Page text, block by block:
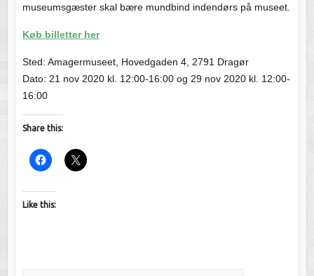
museumsgæster skal bære mundbind indendørs på museet.
Køb billetter her
Sted: Amagermuseet, Hovedgaden 4, 2791 Dragør
Dato: 21 nov 2020 kl. 12:00-16:00 og 29 nov 2020 kl. 12:00-
16:00
Share this:
Like this: